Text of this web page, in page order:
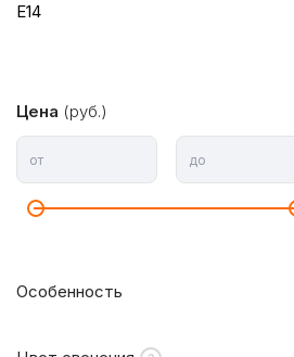
E14
Цена (руб.)
от до
Особенность